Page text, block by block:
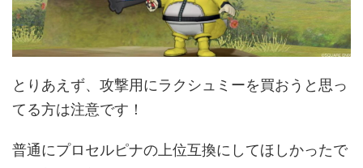
とりあえず、攻撃用にラクシュミーを買おうと思っ
てる方は注意です！
普通にプロセルピナの上位互換にしてほしかったで